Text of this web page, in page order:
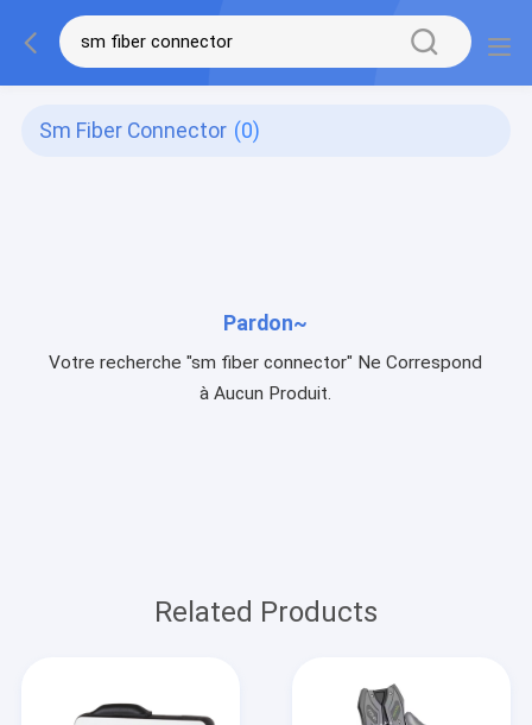
Sm Fiber Connector (0)
Pardon~
Votre recherche "sm fiber connector" Ne Correspond
à Aucun Produit.
Related Products